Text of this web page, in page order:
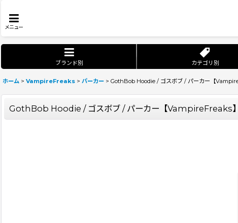
メニュー
ブランド別 カテゴリ別
ホーム > VampireFreaks > パーカー > GothBob Hoodie / ゴスボブ / パーカー【
GothBob Hoodie / ゴスボブ / パーカー【VampireFreaks】